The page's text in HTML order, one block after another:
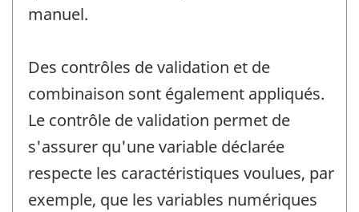
manuel.
Des contrôles de validation et de
combinaison sont également appliqués.
Le contrôle de validation permet de
s'assurer qu'une variable déclarée
respecte les caractéristiques voulues, par
exemple, que les variables numériques